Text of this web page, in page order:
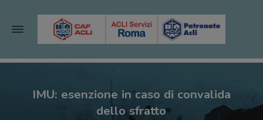
IMU: esenzione in caso di convalida
dello sfratto